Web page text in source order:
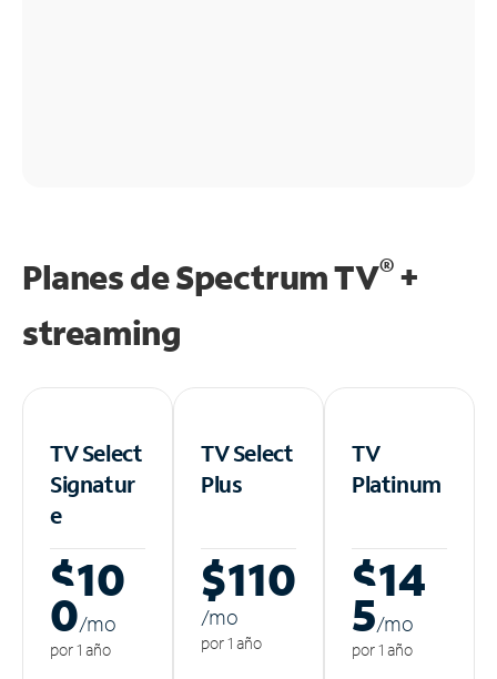
Planes de Spectrum TV®+
streaming
TV Select
Signatur
e
$10
0/mo
por 1 año
TV Select
Plus
$110
/mo
por 1 año
TV
Platinum
$14
5/mo
por 1 año